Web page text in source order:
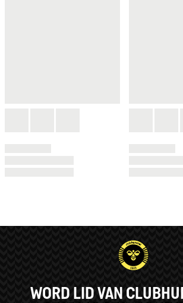
WORD LID VAN